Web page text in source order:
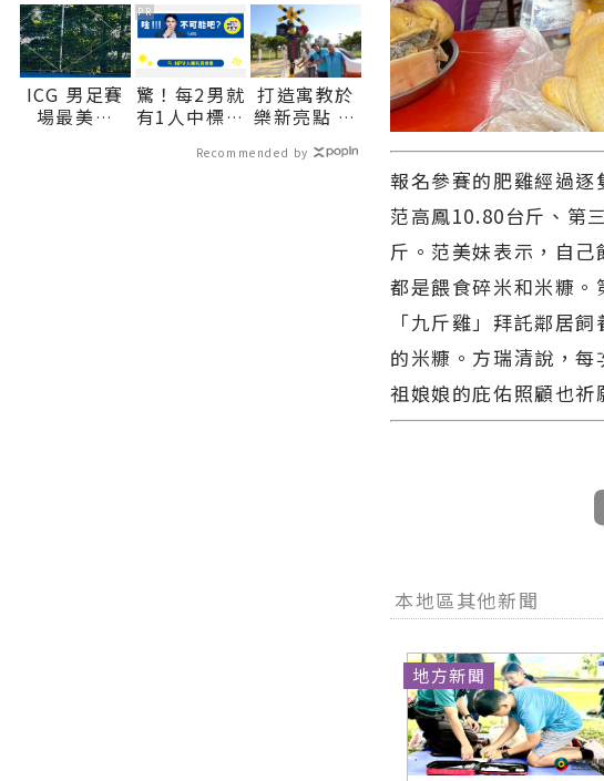
8/22、23接
力登場∣花
蓮新聞網官
方網站各類
新聞－最快
速的今日新
林鄉、瑞穗
鄉衛生所醫
療巡迴車 縣
長代表花蓮
鄉親表達感
謝∣花蓮新
聞網官方網
要避免受傷
ICG 男足賽
場最美風
驚！每2男就
有1人中標？
PR
打造寓教於
樂新亮點 大
公園將開放
Recommended by
報名參賽的肥雞經過
范高鳳10.80台斤、第
斤。范美妹表示，自
都是餵食碎米和米糠
「九斤雞」拜託鄰居
的米糠。方瑞清說，
祖娘娘的庇佑照顧也祈
本地區其他新聞
地方新聞